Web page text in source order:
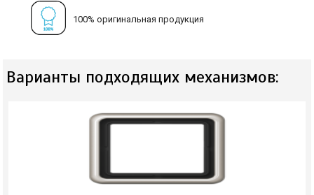
100% оригинальная продукция
Варианты подходящих механизмов: